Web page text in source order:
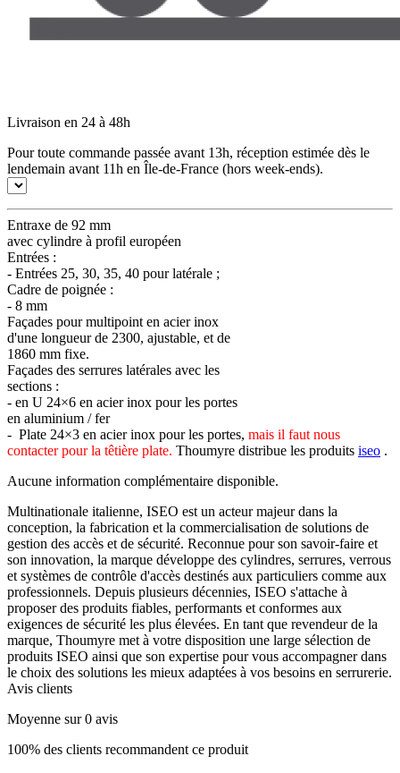
Livraison en 24 à 48h
Pour toute commande passée avant 13h, réception estimée dès le
lendemain avant 11h en Île-de-France (hors week-ends).
Entraxe de 92 mm
avec cylindre à profil européen
Entrées :
- Entrées 25, 30, 35, 40 pour latérale ;
Cadre de poignée :
- 8 mm
Façades pour multipoint en acier inox
d'une longueur de 2300, ajustable, et de
1860 mm fixe.
Façades des serrures latérales avec les
sections :
- en U 24×6 en acier inox pour les portes
en aluminium / fer
- Plate 24×3 en acier inox pour les portes, mais il faut nous
contacter pour la têtière plate. Thoumyre distribue les produits iseo .
Aucune information complémentaire disponible.
Multinationale italienne, ISEO est un acteur majeur dans la
conception, la fabrication et la commercialisation de solutions de
gestion des accès et de sécurité. Reconnue pour son savoir-faire et
son innovation, la marque développe des cylindres, serrures, verrous
et systèmes de contrôle d'accès destinés aux particuliers comme aux
professionnels. Depuis plusieurs décennies, ISEO s'attache à
proposer des produits fiables, performants et conformes aux
exigences de sécurité les plus élevées. En tant que revendeur de la
marque, Thoumyre met à votre disposition une large sélection de
produits ISEO ainsi que son expertise pour vous accompagner dans
le choix des solutions les mieux adaptées à vos besoins en serrurerie.
Avis clients
Moyenne sur 0 avis
100% des clients recommandent ce produit